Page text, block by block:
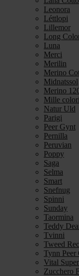
Leonora
Léttlopi
Lillemor
Long
Luna
Merci
Merilin
Merino
Midnatssol
Merino
Mille colori
Natur Uld
Parigi
Peer Gynt
Pernilla
Peruvian
Poppy
Saga
Selma
Smart
Snefnug
Spinni
Sunday
Taormina
Teddy
Tvinni
Tweed
Tynn Peer
Vital
Zucchero